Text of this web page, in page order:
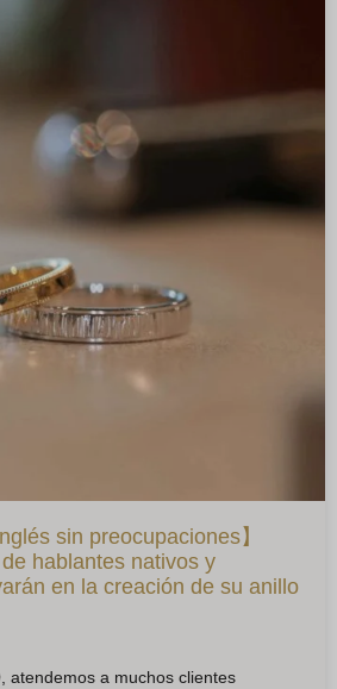
sin preocupaciones】
hablantes nativos y
en la creación de su anillo
atendemos a muchos clientes